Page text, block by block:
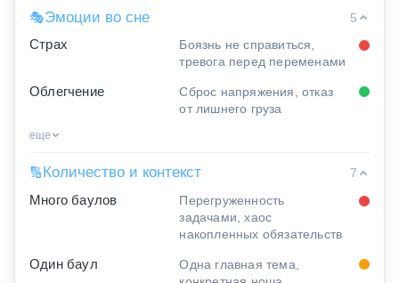
🎭Эмоции во сне
5
Страх
Боязнь не справиться,
тревога перед переменами
Облегчение
Сброс напряжения, отказ
от лишнего груза
еще
🔢 Количество и контекст
7
Много баулов
Перегруженность
задачами, хаос
накопленных обязательств
Один баул
Одна главная тема,